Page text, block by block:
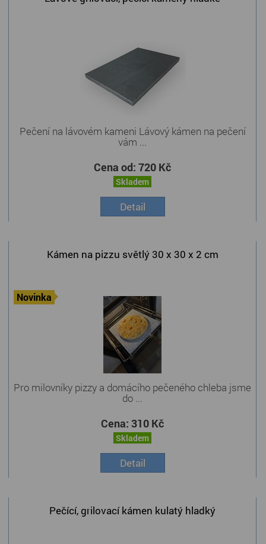
Pečení na lávovém kameni Lávový kámen na pečení
vám ...
Cena od: 720 Kč
Skladem
Detail
Kámen na pizzu světlý 30 x 30 x 2 cm
Novinka
Pro milovníky pizzy a domácího pečeného chleba jsme
do ...
Cena: 310 Kč
Skladem
Detail
Pečící, grilovací kámen kulatý hladký